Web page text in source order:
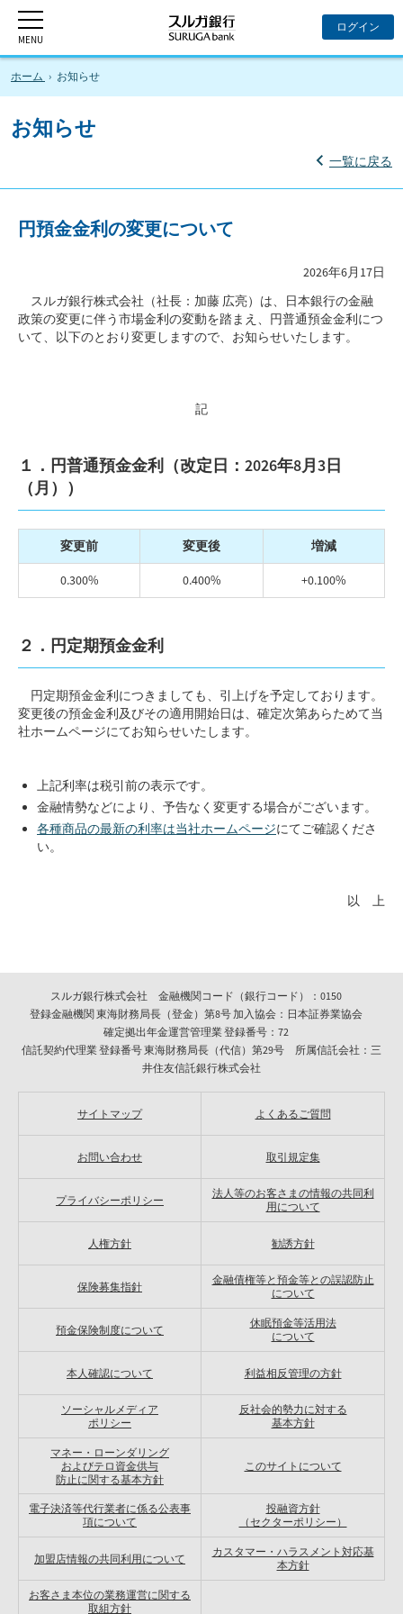
ホーム お知らせ
お知らせ
一覧に戻る
円預金金利の変更について
2026年6月17日
スルガ銀行株式会社（社長：加藤 広亮）は、日本銀行の金融
政策の変更に伴う市場金利の変動を踏まえ、円普通預金金利につ
いて、以下のとおり変更しますので、お知らせいたします。
記
１．円普通預金金利（改定日：2026年8月3日
（月））
変更前 変更後 増減
0.300% 0.400% +0.100%
２．円定期預金金利
円定期預金金利につきましても、引上げを予定しております。
変更後の預金金利及びその適用開始日は、確定次第あらためて当
社ホームページにてお知らせいたします。
上記利率は税引前の表示です。
金融情勢などにより、予告なく変更する場合がございます。
各種商品の最新の利率は当社ホームページにてご確認くださ
い。
以 上
スルガ銀行株式会社 金融機関コード（銀行コード）：0150
登録金融機関 東海財務局長（登金）第8号 加入協会：日本証券業協会
確定拠出年金運営管理業 登録番号：72
信託契約代理業 登録番号 東海財務局長（代信）第29号 所属信託会社：三
井住友信託銀行株式会社
サイトマップ よくあるご質問
お問い合わせ 取引規定集
プライバシーポリシー
法人等のお客さまの情報の共同利
用について
人権方針 勧誘方針
保険募集指針
金融債権等と預金等との誤認防止
について
預金保険制度について
休眠預金等活用法
について
本人確認について 利益相反管理の方針
ソーシャルメディア
ポリシー
反社会的勢力に対する
基本方針
マネー・ローンダリング
およびテロ資金供与
防止に関する基本方針
このサイトについて
電子決済等代行業者に係る公表事
項について
投融資方針
（セクターポリシー）
加盟店情報の共同利用について
カスタマー・ハラスメント対応基
本方針
お客さま本位の業務運営に関する
取組方針